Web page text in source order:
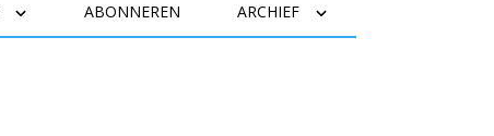
ABONNEREN ARCHIEF